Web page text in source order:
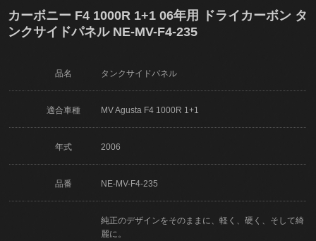
カーボニー F4 1000R 1+1 06年用 ドライカーボン タ
ンクサイドパネル NE-MV-F4-235
品名 タンクサイドパネル
適合車種 MV Agusta F4 1000R 1+1
年式 2006
品番 NE-MV-F4-235
純正のデザインをそのままに、軽く、硬く、そして綺
麗に。